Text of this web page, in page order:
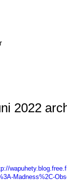
2022
Madness%2C-